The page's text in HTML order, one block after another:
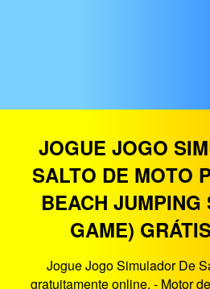
JOGUE JOGO
SALTO DE MOTO
BEACH JUMPING
GAME)
Jogue Jogo Simulador De
gratuitamente online. - Motor